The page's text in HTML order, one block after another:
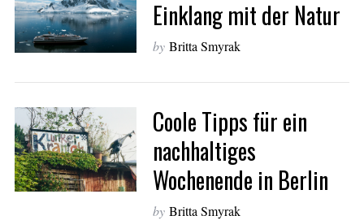
Einklang mit der Natur
by Britta Smyrak
Coole Tipps für ein
nachhaltiges
Wochenende in Berlin
by Britta Smyrak
h
f
o